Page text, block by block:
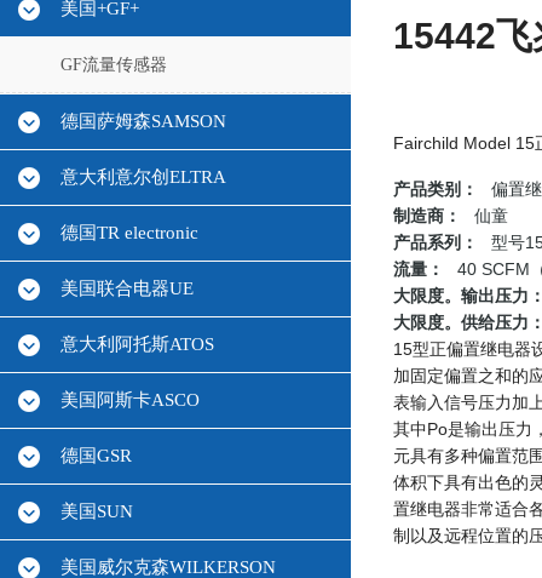
美国+GF+
GF流量传感器
德国萨姆森SAMSON
意大利意尔创ELTRA
德国TR electronic
美国联合电器UE
意大利阿托斯ATOS
美国阿斯卡ASCO
德国GSR
美国SUN
美国威尔克森WILKERSON
15442
Fairchild Model 15
产品类别：
偏置
制造商：
仙童
产品系列：
型号
流量：
40 SCFM
大限度。 输出压力
大限度。 供给压力
15型正偏置继电器
加固定偏置之和的
表输入信号压力加
其中Po是输出压力
元具有多种偏置范
体积下具有出色的
置继电器非常适合
制以及远程位置的